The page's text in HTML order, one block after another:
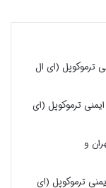
ترموکوپل (ای ال
ترموکوپل (ای
و
ترموکوپل (ای